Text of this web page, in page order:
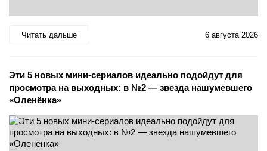
Читать дальше 6 августа 2026
Эти 5 новых мини-сериалов идеально подойдут для
просмотра на выходных: в №2 — звезда нашумевшего
«Оленёнка»